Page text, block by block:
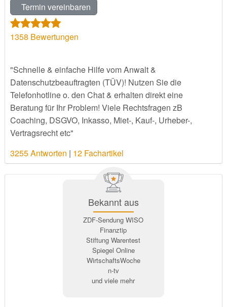
Termin vereinbaren
1358 Bewertungen
"Schnelle & einfache Hilfe vom Anwalt &
Datenschutzbeauftragten (TÜV)! Nutzen Sie die
Telefonhotline o. den Chat & erhalten direkt eine
Beratung für Ihr Problem! Viele Rechtsfragen zB
Coaching, DSGVO, Inkasso, Miet-, Kauf-, Urheber-,
Vertragsrecht etc"
3255 Antworten | 12 Fachartikel
Bekannt aus
ZDF-Sendung WISO
Finanztip
Stiftung Warentest
Spiegel Online
WirtschaftsWoche
n-tv
und viele mehr